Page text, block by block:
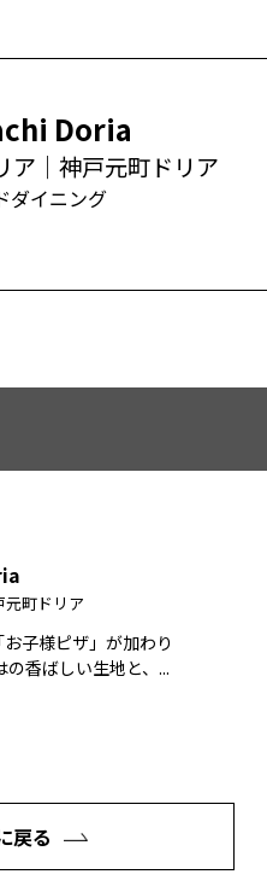
Doria
ア｜神戸元町ドリア
ダイニング
元町ドリア
子様ピザ」が加わり
ではの香ばしい生地と、...
戻る